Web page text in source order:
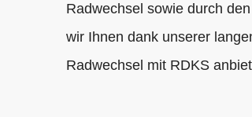
Radwechsel sowie durch
wir Ihnen dank unserer
Radwechsel mit RDKS